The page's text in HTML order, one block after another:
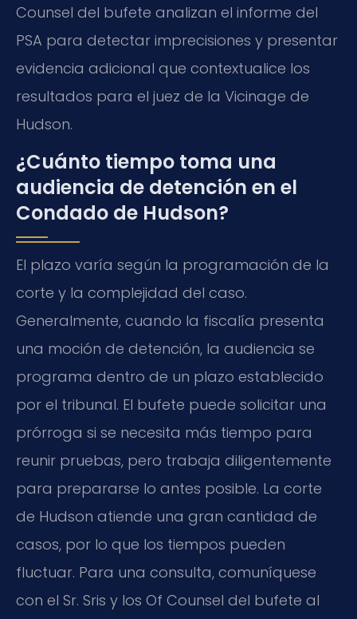
Counsel del bufete analizan el informe del
PSA para detectar imprecisiones y presentar
evidencia adicional que contextualice los
resultados para el juez de la Vicinage de
Hudson.
¿Cuánto tiempo toma una
audiencia de detención en el
Condado de Hudson?
El plazo varía según la programación de la
corte y la complejidad del caso.
Generalmente, cuando la fiscalía presenta
una moción de detención, la audiencia se
programa dentro de un plazo establecido
por el tribunal. El bufete puede solicitar una
prórroga si se necesita más tiempo para
reunir pruebas, pero trabaja diligentemente
para prepararse lo antes posible. La corte
de Hudson atiende una gran cantidad de
casos, por lo que los tiempos pueden
fluctuar. Para una consulta, comuníquese
con el Sr. Sris y los Of Counsel del bufete al